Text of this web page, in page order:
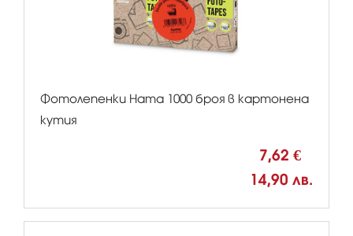
Фотолепенки Hama 1000 броя в картонена
кутия
7,62 €
14,90 лв.